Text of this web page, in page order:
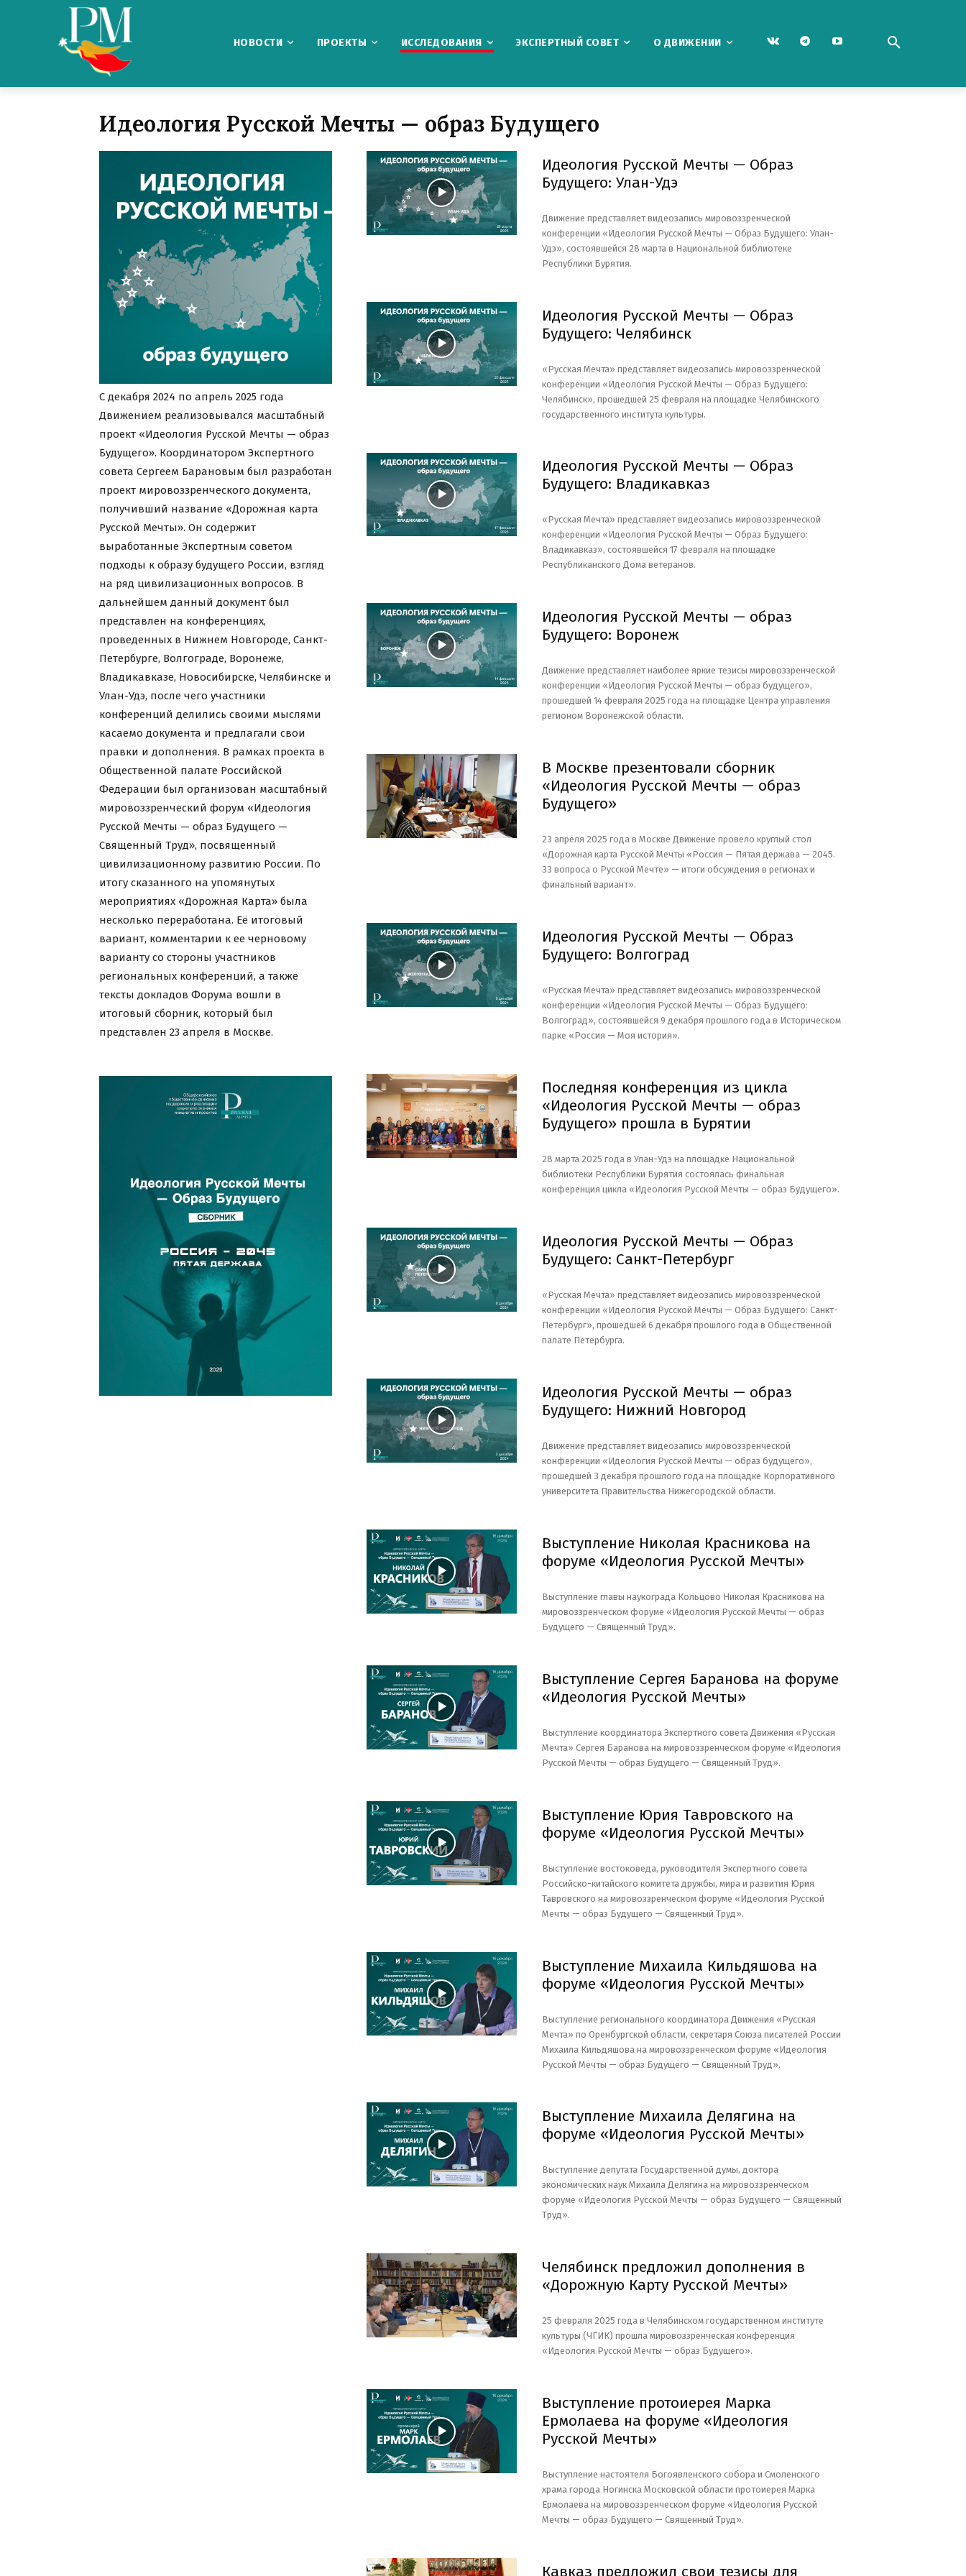
НОВОСТИ ПРОЕКТЫ ИССЛЕДОВАНИЯ ЭКСПЕРТНЫЙ СОВЕТ О ДВИЖЕНИИ
Идеология Русской Мечты — образ Будущего
С декабря 2024 по апрель 2025 года
Движением реализовывался масштабный
проект «Идеология Русской Мечты — образ
Будущего». Координатором Экспертного
совета Сергеем Барановым был разработан
проект мировоззренческого документа,
получивший название «Дорожная карта
Русской Мечты». Он содержит
выработанные Экспертным советом
подходы к образу будущего России, взгляд
на ряд цивилизационных вопросов. В
дальнейшем данный документ был
представлен на конференциях,
проведенных в Нижнем Новгороде, Санкт-
Петербурге, Волгограде, Воронеже,
Владикавказе, Новосибирске, Челябинске и
Улан-Удэ, после чего участники
конференций делились своими мыслями
касаемо документа и предлагали свои
правки и дополнения. В рамках проекта в
Общественной палате Российской
Федерации был организован масштабный
мировоззренческий форум «Идеология
Русской Мечты — образ Будущего —
Священный Труд», посвященный
цивилизационному развитию России. По
итогу сказанного на упомянутых
мероприятиях «Дорожная Карта» была
несколько переработана. Её итоговый
вариант, комментарии к ее черновому
варианту со стороны участников
региональных конференций, а также
тексты докладов Форума вошли в
итоговый сборник, который был
представлен 23 апреля в Москве.
Идеология Русской Мечты — Образ
Будущего: Улан-Удэ
Движение представляет видеозапись мировоззренческой
конференции «Идеология Русской Мечты — Образ Будущего: Улан-
Удэ», состоявшейся 28 марта в Национальной библиотеке
Республики Бурятия.
Идеология Русской Мечты — Образ
Будущего: Челябинск
«Русская Мечта» представляет видеозапись мировоззренческой
конференции «Идеология Русской Мечты — Образ Будущего:
Челябинск», прошедшей 25 февраля на площадке Челябинского
государственного института культуры.
Идеология Русской Мечты — Образ
Будущего: Владикавказ
«Русская Мечта» представляет видеозапись мировоззренческой
конференции «Идеология Русской Мечты — Образ Будущего:
Владикавказ», состоявшейся 17 февраля на площадке
Республиканского Дома ветеранов.
Идеология Русской Мечты — образ
Будущего: Воронеж
Движение представляет наиболее яркие тезисы мировоззренческой
конференции «Идеология Русской Мечты — образ будущего»,
прошедшей 14 февраля 2025 года на площадке Центра управления
регионом Воронежской области.
В Москве презентовали сборник
«Идеология Русской Мечты — образ
Будущего»
23 апреля 2025 года в Москве Движение провело круглый стол
«Дорожная карта Русской Мечты «Россия — Пятая держава — 2045.
33 вопроса о Русской Мечте» — итоги обсуждения в регионах и
финальный вариант».
Идеология Русской Мечты — Образ
Будущего: Волгоград
«Русская Мечта» представляет видеозапись мировоззренческой
конференции «Идеология Русской Мечты — Образ Будущего:
Волгоград», состоявшейся 9 декабря прошлого года в Историческом
парке «Россия — Моя история».
Последняя конференция из цикла
«Идеология Русской Мечты — образ
Будущего» прошла в Бурятии
28 марта 2025 года в Улан-Удэ на площадке Национальной
библиотеки Республики Бурятия состоялась финальная
конференция цикла «Идеология Русской Мечты — образ Будущего».
Идеология Русской Мечты — Образ
Будущего: Санкт-Петербург
«Русская Мечта» представляет видеозапись мировоззренческой
конференции «Идеология Русской Мечты — Образ Будущего: Санкт-
Петербург», прошедшей 6 декабря прошлого года в Общественной
палате Петербурга.
Идеология Русской Мечты — образ
Будущего: Нижний Новгород
Движение представляет видеозапись мировоззренческой
конференции «Идеология Русской Мечты — образ будущего»,
прошедшей 3 декабря прошлого года на площадке Корпоративного
университета Правительства Нижегородской области.
Выступление Николая Красникова на
форуме «Идеология Русской Мечты»
Выступление главы наукограда Кольцово Николая Красникова на
мировоззренческом форуме «Идеология Русской Мечты — образ
Будущего — Священный Труд».
Выступление Сергея Баранова на форуме
«Идеология Русской Мечты»
Выступление координатора Экспертного совета Движения «Русская
Мечта» Сергея Баранова на мировоззренческом форуме «Идеология
Русской Мечты — образ Будущего — Священный Труд».
Выступление Юрия Тавровского на
форуме «Идеология Русской Мечты»
Выступление востоковеда, руководителя Экспертного совета
Российско-китайского комитета дружбы, мира и развития Юрия
Тавровского на мировоззренческом форуме «Идеология Русской
Мечты — образ Будущего — Священный Труд».
Выступление Михаила Кильдяшова на
форуме «Идеология Русской Мечты»
Выступление регионального координатора Движения «Русская
Мечта» по Оренбургской области, секретаря Союза писателей России
Михаила Кильдяшова на мировоззренческом форуме «Идеология
Русской Мечты — образ Будущего — Священный Труд».
Выступление Михаила Делягина на
форуме «Идеология Русской Мечты»
Выступление депутата Государственной думы, доктора
экономических наук Михаила Делягина на мировоззренческом
форуме «Идеология Русской Мечты — образ Будущего — Священный
Труд».
Челябинск предложил дополнения в
«Дорожную Карту Русской Мечты»
25 февраля 2025 года в Челябинском государственном институте
культуры (ЧГИК) прошла мировоззренческая конференция
«Идеология Русской Мечты — образ Будущего».
Выступление протоиерея Марка
Ермолаева на форуме «Идеология
Русской Мечты»
Выступление настоятеля Богоявленского собора и Смоленского
храма города Ногинска Московской области протоиерея Марка
Ермолаева на мировоззренческом форуме «Идеология Русской
Мечты — образ Будущего — Священный Труд».
Кавказ предложил свои тезисы для